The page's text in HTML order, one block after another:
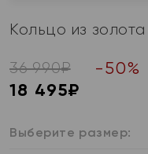
Кольцо из
36 990₽ -50%
18 495₽
Выберите размер: